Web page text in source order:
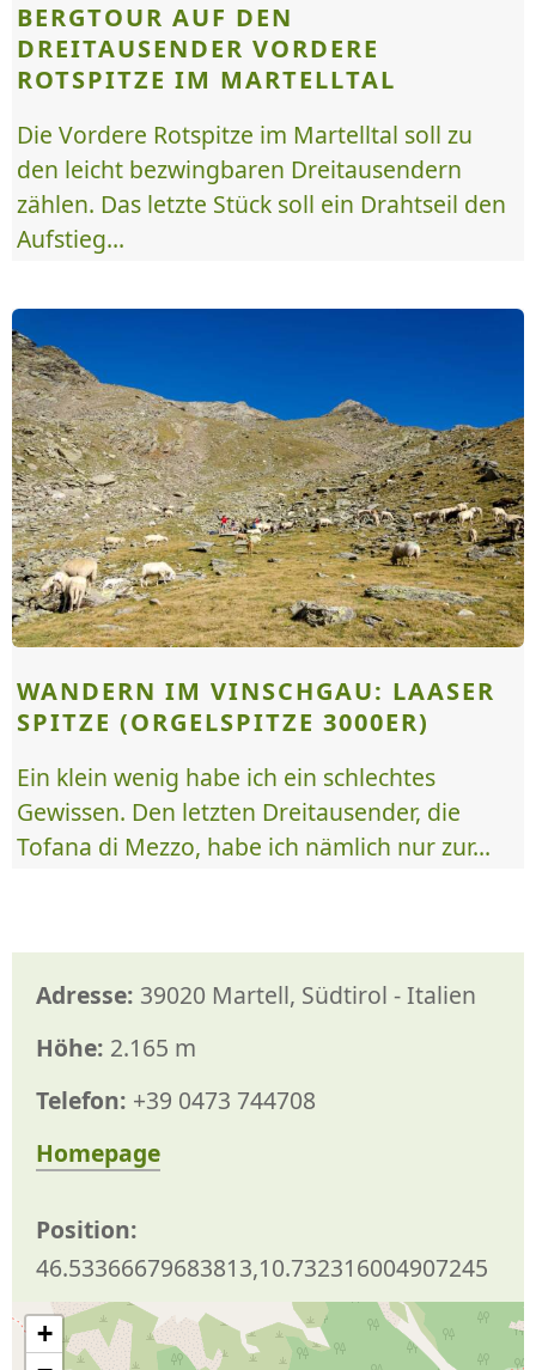
Adresse: 39020 Martell, Südtirol - Italien
Höhe: 2.165 m
Telefon: +39 0473 744708
Homepage
Position:
46.53366679683813,10.732316004907245
+
BERGTOUR AUF DEN
DREITAUSENDER VORDERE
ROTSPITZE IM MARTELLTAL
Die Vordere Rotspitze im Martelltal soll zu
den leicht bezwingbaren Dreitausendern
zählen. Das letzte Stück soll ein Drahtseil den
Aufstieg...
WANDERN IM VINSCHGAU: LAASER
SPITZE (ORGELSPITZE 3000ER)
Ein klein wenig habe ich ein schlechtes
Gewissen. Den letzten Dreitausender, die
Tofana di Mezzo, habe ich nämlich nur zur...